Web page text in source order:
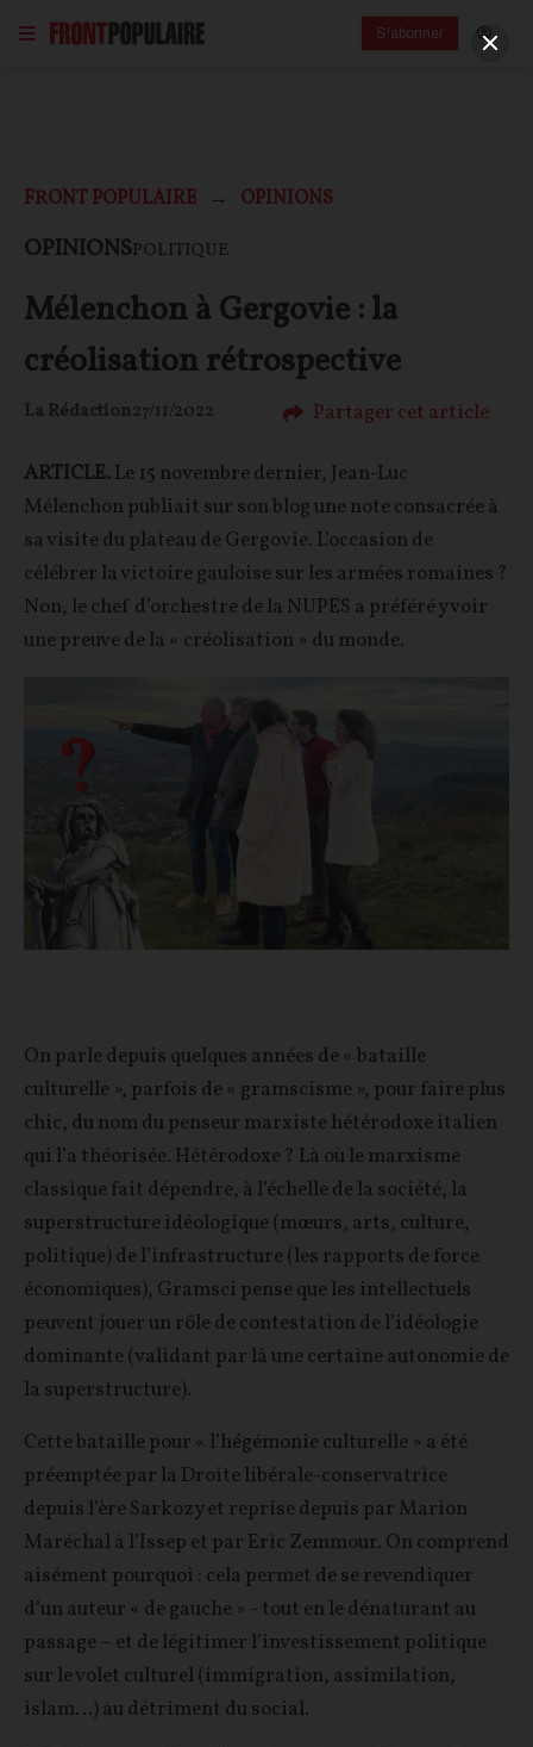
S'abonner
FRONT POPULAIRE OPINIONS
OPINIONSPOLITIQUE
Mélenchon à Gergovie : la
créolisation rétrospective
La Rédaction27/11/2022 Partager cet article
ARTICLE.Le 15 novembre dernier, Jean-Luc
Mélenchon publiait sur son blog une note consacrée à
sa visite du plateau de Gergovie. L’occasion de
célébrer la victoire gauloise sur les armées romaines ?
Non, le chef d’orchestre de la NUPES a préféré y voir
une preuve de la « créolisation » du monde.
On parle depuis quelques années de « bataille
culturelle », parfois de « gramscisme », pour faire plus
chic, du nom du penseur marxiste hétérodoxe italien
qui l’a théorisée. Hétérodoxe ? Là où le marxisme
classique fait dépendre, à l’échelle de la société, la
superstructure idéologique (mœurs, arts, culture,
politique) de l’infrastructure (les rapports de force
économiques), Gramsci pense que les intellectuels
peuvent jouer un rôle de contestation de l’idéologie
dominante (validant par là une certaine autonomie de
la superstructure).
Cette bataille pour « l’hégémonie culturelle » a été
préemptée par la Droite libérale-conservatrice
depuis l’ère Sarkozy et reprise depuis par Marion
Maréchal à l’Issep et par Eric Zemmour. On comprend
aisément pourquoi : cela permet de se revendiquer
d’un auteur « de gauche » - tout en le dénaturant au
passage – et de légitimer l’investissement politique
sur le volet culturel (immigration, assimilation,
islam…) au détriment du social.